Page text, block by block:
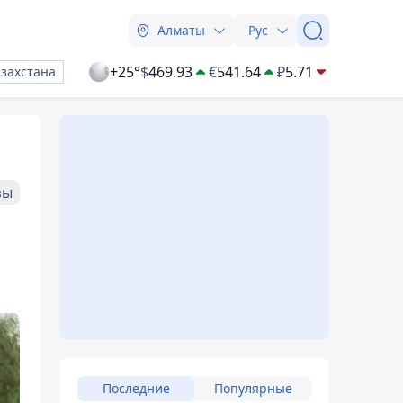
Алматы Рус
+25°$469.93 €541.64 ₽5.71
Последние Популярные